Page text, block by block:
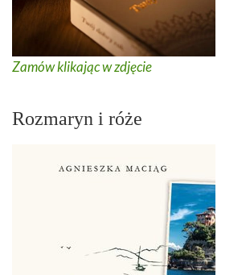
Zamów klikając w zdjęcie
Rozmaryn i róże